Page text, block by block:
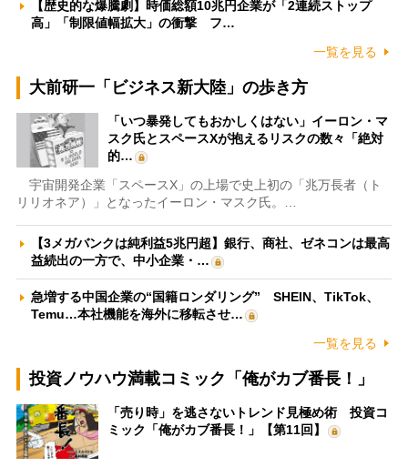
【歴史的な爆騰劇】時価総額10兆円企業が「2連続ストップ
高」「制限値幅拡大」の衝撃 フ…
一覧を見る
大前研一「ビジネス新大陸」の歩き方
「いつ暴発してもおかしくはない」イーロン・マ
スク氏とスペースXが抱えるリスクの数々「絶対
的…
宇宙開発企業「スペースX」の上場で史上初の「兆万長者（ト
リリオネア）」となったイーロン・マスク氏。…
【3メガバンクは純利益5兆円超】銀行、商社、ゼネコンは最高
益続出の一方で、中小企業・…
急増する中国企業の“国籍ロンダリング” SHEIN、TikTok、
Temu…本社機能を海外に移転させ…
一覧を見る
投資ノウハウ満載コミック「俺がカブ番長！」
「売り時」を逃さないトレンド見極め術 投資コ
ミック「俺がカブ番長！」【第11回】